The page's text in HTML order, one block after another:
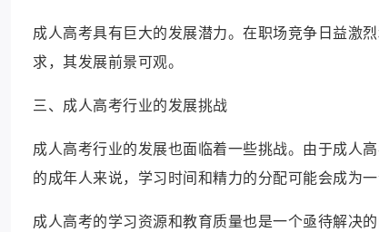
成人高考具有巨大的发展潜力。在职场竞争日益激
求，其发展前景可观。
三、成人高考行业的发展挑战
成人高考行业的发展也面临着一些挑战。由于成人
的成年人来说，学习时间和精力的分配可能会成为一
成人高考的学习资源和教育质量也是一个亟待解决